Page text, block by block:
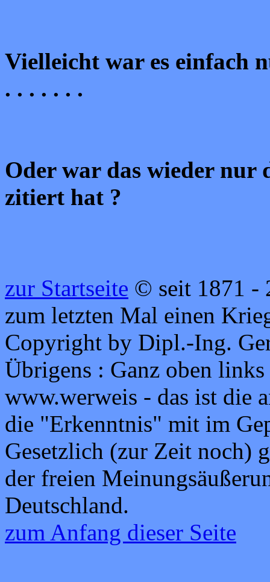
Vielleicht war es einfach
. . . . . . .
Oder war das wieder nur
zitiert hat ?
zur Startseite © seit 1871 -
zum letzten Mal einen
Copyright by Dipl.-Ing.
Übrigens : Ganz oben
www.werweis - das ist die
die "Erkenntnis" mit im
Gesetzlich (zur Zeit noch)
der freien
Deutschland.
zum Anfang dieser Seite